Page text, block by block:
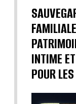
INTIME
POUR